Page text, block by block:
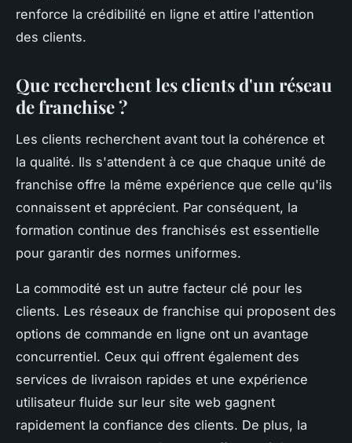
renforce la crédibilité en ligne et attire l'attention
des clients.
Que recherchent les clients d'un réseau
de franchise ?
Les clients recherchent avant tout la cohérence et
la qualité. Ils s'attendent à ce que chaque unité de
franchise offre la même expérience que celle qu'ils
connaissent et apprécient. Par conséquent, la
formation continue des franchisés est essentielle
pour garantir des normes uniformes.
La commodité est un autre facteur clé pour les
clients. Les réseaux de franchise qui proposent des
options de commande en ligne ont un avantage
concurrentiel. Ceux qui offrent également des
services de livraison rapides et une expérience
utilisateur fluide sur leur site web gagnent
rapidement la confiance des clients. De plus, la